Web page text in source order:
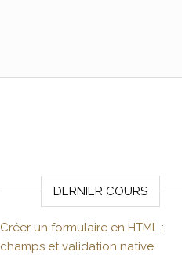
Pagination des
DERNIER COURS
Créer un formulaire en HTML :
champs et validation native